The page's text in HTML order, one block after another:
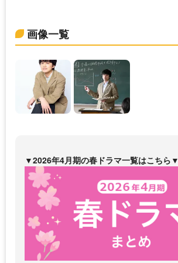
画像一覧
▼2026年4月期の春ドラマ一覧はこちら▼